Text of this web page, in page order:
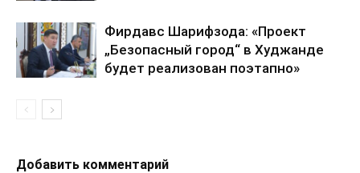
Фирдавс Шарифзода: «Проект
„Безопасный город“ в Худжанде
будет реализован поэтапно»
Добавить комментарий